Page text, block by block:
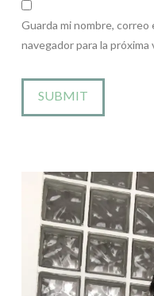
Guarda mi nombre,
navegador para la